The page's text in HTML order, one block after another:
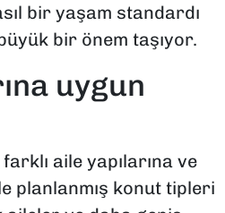
bir yaşam standardı
bir önem taşıyor.
uygun
aile yapılarına ve
planlanmış konut tipleri